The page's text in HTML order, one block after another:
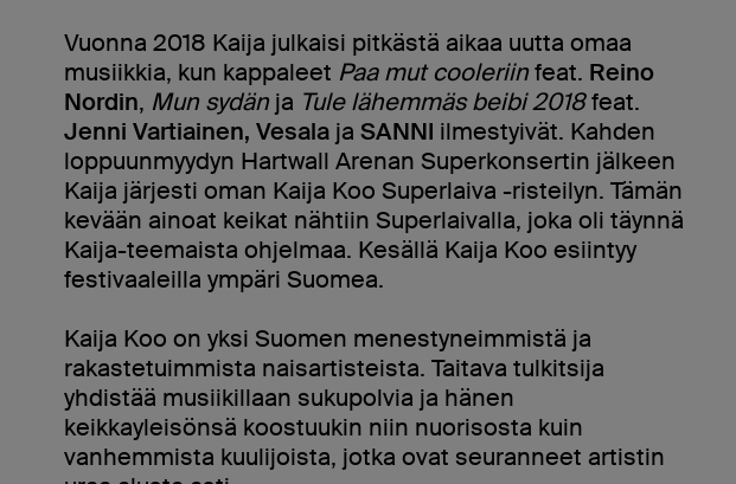
Vuonna 2018 Kaija julkaisi pitkästä aikaa uutta omaa
musiikkia, kun kappaleet Paa mut cooleriinfeat. Reino
Nordin, Mun sydänja Tule lähemmäs beibi 2018feat.
Jenni Vartiainen, Vesala jaSANNI ilmestyivät. Kahden
loppuunmyydyn Hartwall Arenan Superkonsertin jälkeen
Kaija järjesti oman Kaija Koo Superlaiva -risteilyn. Tämän
kevään ainoat keikat nähtiin Superlaivalla, joka oli täynnä
Kaija-teemaista ohjelmaa. Kesällä Kaija Koo esiintyy
festivaaleilla ympäri Suomea.
Kaija Koo on yksi Suomen menestyneimmistä ja
rakastetuimmista naisartisteista. Taitava tulkitsija
yhdistää musiikillaan sukupolvia ja hänen
keikkayleisönsä koostuukin niin nuorisosta kuin
vanhemmista kuulijoista, jotka ovat seuranneet artistin